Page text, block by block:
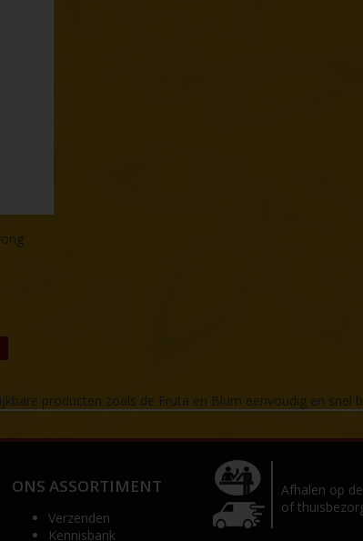
producten zoals de Fruta en Blum eenvoudig en snel
ONS ASSORTIMENT
Verzenden
Kennisbank
Afhalen op
of